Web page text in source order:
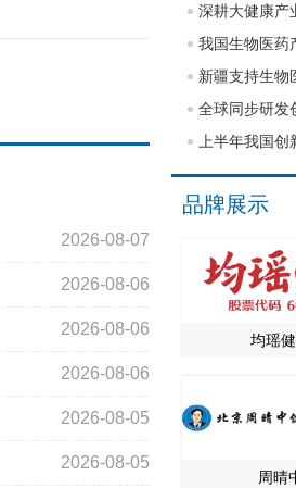
2026-08-07
2026-08-06
2026-08-06
2026-08-06
2026-08-05
2026-08-05
深耕大健康产
我国生物医药
新疆支持生物
全球同步研发
上半年我国
品牌展示
均瑶
周晴